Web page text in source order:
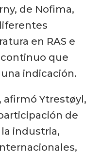
de Nofima,
en RAS e
que
indicación.
afirmó Ytrestøyl,
de
industria,